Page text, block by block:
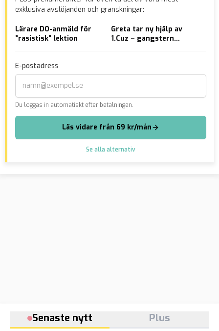
exklusiva avslöjanden och granskningar:
Lärare DO-anmäld för
”rasistisk” lektion
Greta tar ny hjälp av
1.Cuz – gangstern
E-postadress
Du loggas in automatiskt efter betalningen.
Läs vidare från 69 kr/mån
Se alla alternativ
Senaste nytt Plus